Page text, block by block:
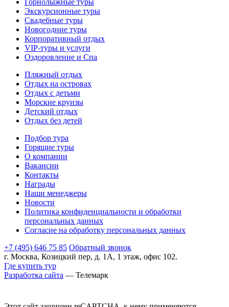
Горнолыжные туры
Экскурсионные туры
Свадебные туры
Новогодние туры
Корпоративный отдых
VIP-туры и услуги
Оздоровление и Спа
Пляжный отдых
Отдых на островах
Отдых с детьми
Морские круизы
Детский отдых
Отдых без детей
Подбор тура
Горящие туры
О компании
Вакансии
Контакты
Награды
Наши менеджеры
Новости
Политика конфиденциальности и обработки
персональных данных
Согласие на обработку персональных данных
+7 (495) 646 75 85 Обратный звонок
г. Москва, Козицкий пер, д. 1А, 1 этаж, офис 102.
Где купить тур
Разработка сайта — Телемарк